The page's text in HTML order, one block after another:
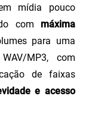
mídia pouco
com máxima
para uma
MP3, com
de faixas
e acesso